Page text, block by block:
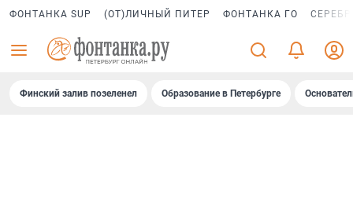
ФОНТАНКА SUP (ОТ)ЛИЧНЫЙ ПИТЕР ФОНТАНКА ГО
Финский залив позеленел Образование в Петербурге